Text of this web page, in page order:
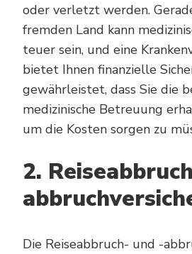
oder verletzt werden.
fremden Land kann
teuer sein, und eine
bietet Ihnen finanzielle
gewährleistet, dass Sie die
medizinische Betreuung
um die Kosten sorgen zu
2.
Die Reiseabbruch- und -